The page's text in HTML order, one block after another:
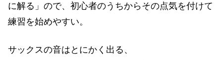
に解る」ので、初心者のうちからその点気を付けて
練習を始めやすい。
サックスの音はとにかく出る、